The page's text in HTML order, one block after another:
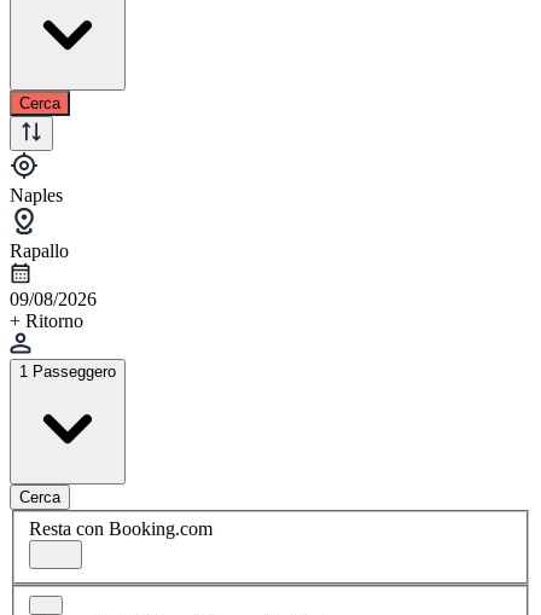
Cerca
Naples
Rapallo
09/08/2026
+ Ritorno
1 Passeggero
Cerca
Resta con Booking.com